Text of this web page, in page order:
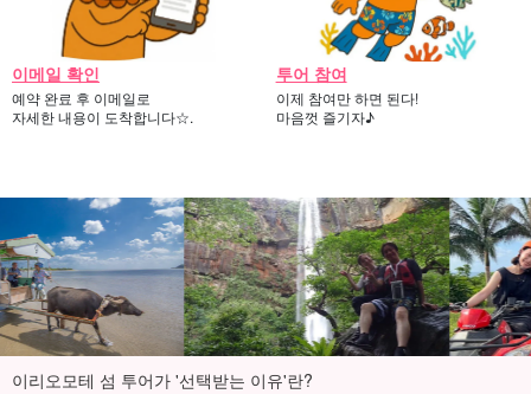
이메일 확인
예약 완료 후 이메일로
자세한 내용이 도착합니다☆.
투어 참여
이제 참여만 하면 된다!
마음껏 즐기자♪
이리오모테 섬 투어가 '선택받는 이유'란?